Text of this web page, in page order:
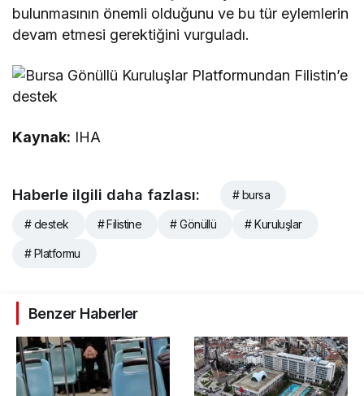
bulunmasının önemli olduğunu ve bu tür eylemlerin
devam etmesi gerektiğini vurguladı.
Kaynak: IHA
Haberle ilgili daha fazlası: # bursa
# destek # Filistine # Gönüllü # Kuruluşlar
# Platformu
Benzer Haberler